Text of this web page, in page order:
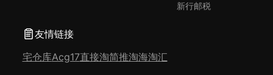
新行邮税
友情链接
宅仓库Acg17直接淘简推淘海淘汇